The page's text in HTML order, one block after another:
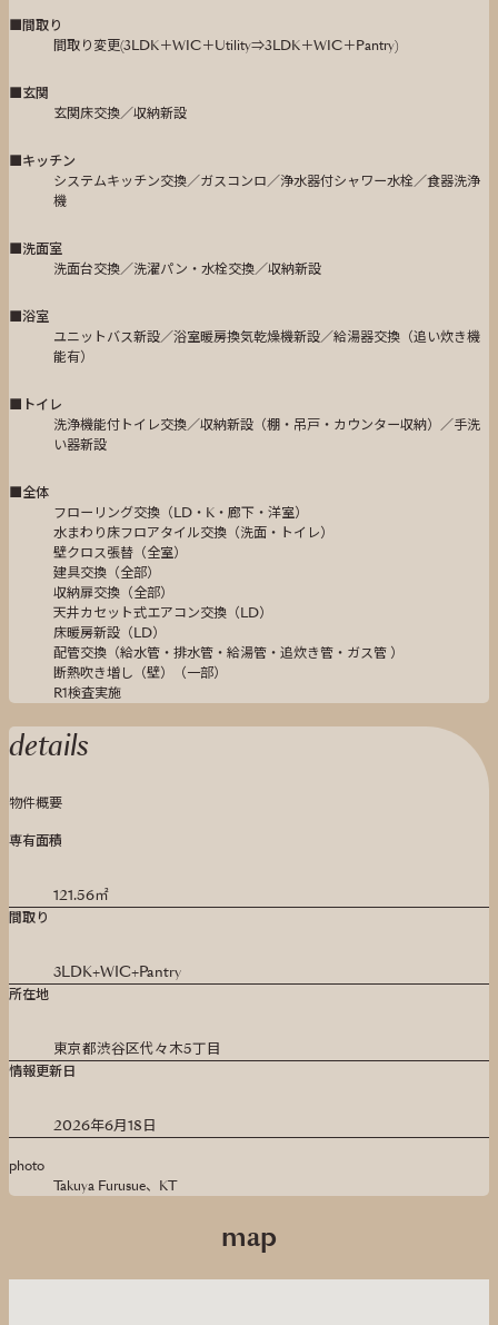
■間取り
間取り変更(3LDK＋WIC＋Utility⇒3LDK＋WIC＋Pantry)
■玄関
玄関床交換／収納新設
■キッチン
システムキッチン交換／ガスコンロ／浄水器付シャワー水栓／食器洗浄
機
■洗面室
洗面台交換／洗濯パン・水栓交換／収納新設
■浴室
ユニットバス新設／浴室暖房換気乾燥機新設／給湯器交換（追い炊き機
能有）
■トイレ
洗浄機能付トイレ交換／収納新設（棚・吊戸・カウンター収納）／手洗
い器新設
■全体
フローリング交換（LD・K・廊下・洋室）
水まわり床フロアタイル交換（洗面・トイレ）
壁クロス張替（全室）
建具交換（全部）
収納扉交換（全部）
天井カセット式エアコン交換（LD）
床暖房新設（LD）
配管交換（給水管・排水管・給湯管・追炊き管・ガス管 ）
断熱吹き増し（壁）（一部）
R1検査実施
details
物件概要
専有面積
121.56㎡
間取り
3LDK+WIC+Pantry
所在地
東京都渋谷区代々木5丁目
情報更新日
2026年6月18日
photo
Takuya Furusue、KT
map